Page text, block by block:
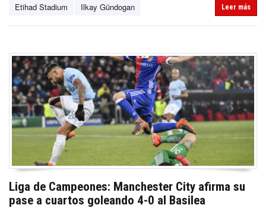
Etihad Stadium Ilkay Gündogan Leer más
Liga de Campeones: Manchester City afirma su
pase a cuartos goleando 4-0 al Basilea